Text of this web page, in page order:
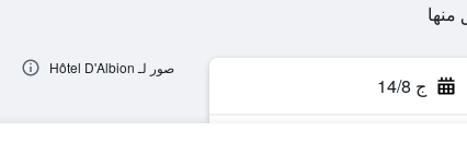
ج 14/8
صور لـ Hôtel D'Albion